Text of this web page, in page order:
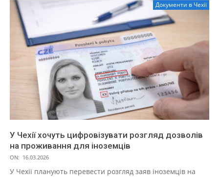
Документи в Чехії
У Чехії хочуть цифровізувати розгляд дозволів
на проживання для іноземців
ON: 16.03.2026
У Чехії планують перевести розгляд заяв іноземців на